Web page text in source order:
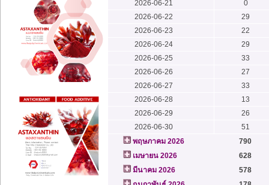
2026-06-21
0
2026-06-22
29
2026-06-23
22
2026-06-24
29
2026-06-25
33
2026-06-26
27
2026-06-27
33
2026-06-28
13
2026-06-29
26
2026-06-30
51
พฤษภาคม 2026
790
เมษายน 2026
628
มีนาคม 2026
578